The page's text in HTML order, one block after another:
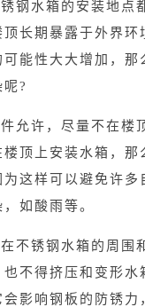
钢水箱的安装地点
顶长期暴露于外界环
能性大大增加，那
?
允许，尽量不在楼
顶上安装水箱，那
这样可以避免许多
如酸雨等。
不锈钢水箱的周围
也不得挤压和变形水
影响钢板的防锈力